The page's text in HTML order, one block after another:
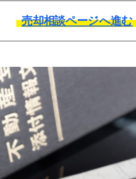
売却相談ページへ進む